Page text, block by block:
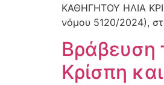
ΚΑΘΗΓΗΤΟΥ ΗΛΙΑ
νόμου 5120/2024),
Βράβευση
Κρίσπη